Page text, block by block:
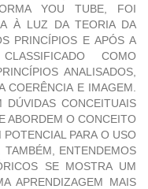
YOU TUBE, FOI
À LUZ DA TEORIA DA
PRINCÍPIOS E APÓS A
COMO
ANALISADOS,
COERÊNCIA E IMAGEM.
DÚVIDAS CONCEITUAIS
ABORDEM O CONCEITO
PARA O USO
ENTENDEMOS
SE MOSTRA UM
APRENDIZAGEM MAIS